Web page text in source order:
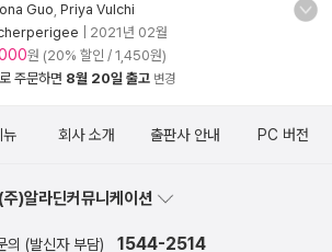
Guo Priya Vulchi
2021년 02월
원 (20% 할인 / 1,450원)
로 주문하면 8월 20일 출고 변경
뉴 회사 소개 출판사 안내 PC 버전
(주)알라딘커뮤니케이션
의 (발신자 부담) 1544-2514